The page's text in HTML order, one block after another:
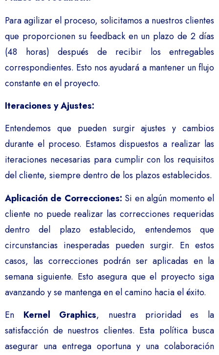
Para agilizar el proceso, solicitamos a nuestros clientes
que proporcionen su feedback en un plazo de 2 días
(48 horas) después de recibir los entregables
correspondientes. Esto nos ayudará a mantener un flujo
constante en el proyecto.
Iteraciones y Ajustes:
Entendemos que pueden surgir ajustes y cambios
durante el proceso. Estamos dispuestos a realizar las
iteraciones necesarias para cumplir con los requisitos
del cliente, siempre dentro de los plazos establecidos.
Aplicación de Correcciones: Si en algún momento el
cliente no puede realizar las correcciones requeridas
dentro del plazo establecido, entendemos que
circunstancias inesperadas pueden surgir. En estos
casos, las correcciones podrán ser aplicadas en la
semana siguiente. Esto asegura que el proyecto siga
avanzando y se mantenga en el camino hacia el éxito.
En Kernel Graphics, nuestra prioridad es la
satisfacción de nuestros clientes. Esta política busca
asegurar una entrega oportuna y una colaboración